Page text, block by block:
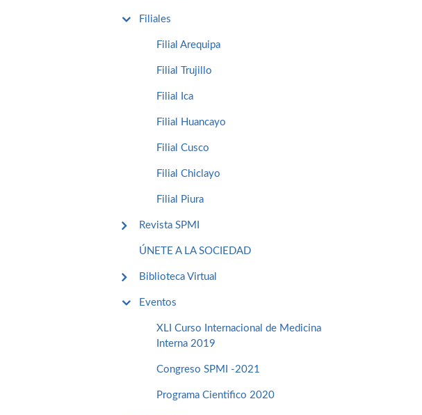
Filiales
Filial Arequipa
Filial Trujillo
Filial Ica
Filial Huancayo
Filial Cusco
Filial Chiclayo
Filial Piura
Revista SPMI
ÚNETE A LA SOCIEDAD
Biblioteca Virtual
Eventos
XLI Curso Internacional de Medicina
Interna 2019
Congreso SPMI -2021
Programa Cientifico 2020